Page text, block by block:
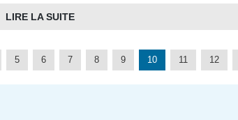
LIRE LA SUITE
5 6 7 8 9 10 11 12